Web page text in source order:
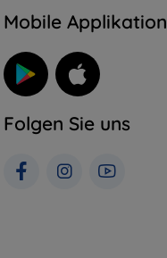
Mobile Applikation
Folgen Sie uns